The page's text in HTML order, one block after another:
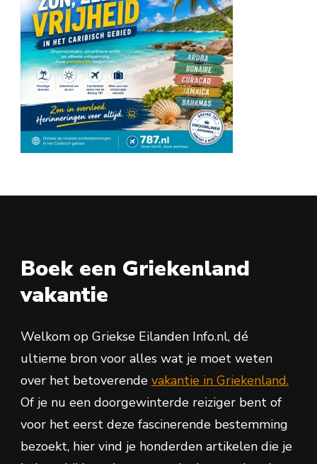
Boek een Griekenland
vakantie
Welkom op Griekse Eilanden Info.nl, dé
ultieme bron voor alles wat je moet weten
over het betoverende vakantie in Griekenland.
Of je nu een doorgewinterde reiziger bent of
voor het eerst deze fascinerende bestemming
bezoekt, hier vind je honderden artikelen die je